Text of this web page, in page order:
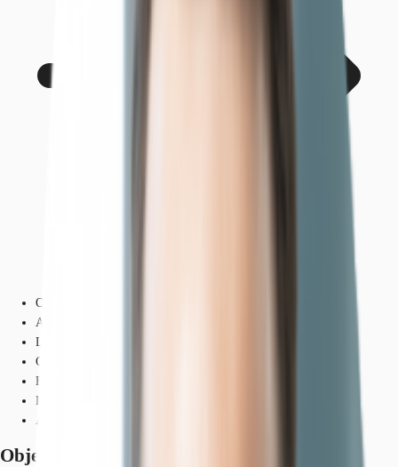
Objekt
Ausstattung
Lage und Verkehrsanbindung
Grundrisse
Exposé herunterladen
Ihr Kontakt
Anfrage senden
Objekt